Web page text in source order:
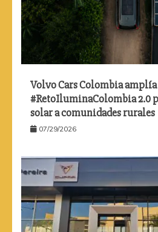
Volvo Cars Colombia
#RetoIluminaColombia 2.0
solar a comunidades rurales
07/29/2026